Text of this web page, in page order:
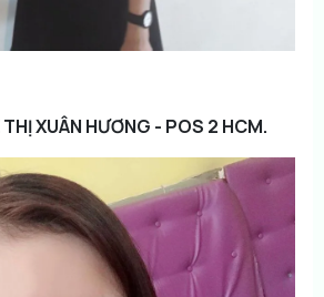
XUÂN HƯƠNG - POS 2 HCM.